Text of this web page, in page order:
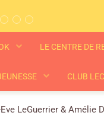
LE CENTRE DE
CLUB
LeGuerrier & Amélie